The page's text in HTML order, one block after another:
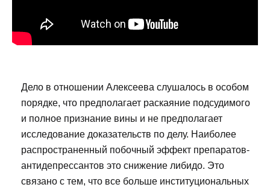
Дело в отношении Алексеева слушалось в особом
порядке, что предполагает раскаяние подсудимого
и полное признание вины и не предполагает
исследование доказательств по делу. Наиболее
распространенный побочный эффект препаратов-
антидепрессантов это снижение либидо. Это
связано с тем, что все больше институциональных